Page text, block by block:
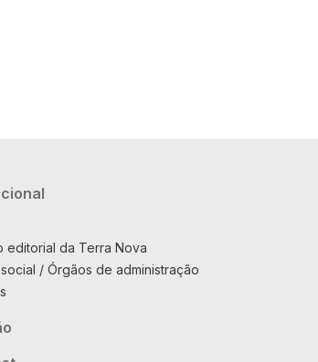
editorial da Terra Nova
/ Órgãos de administração